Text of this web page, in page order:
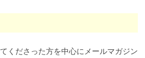
くださった方を中心にメールマガジン